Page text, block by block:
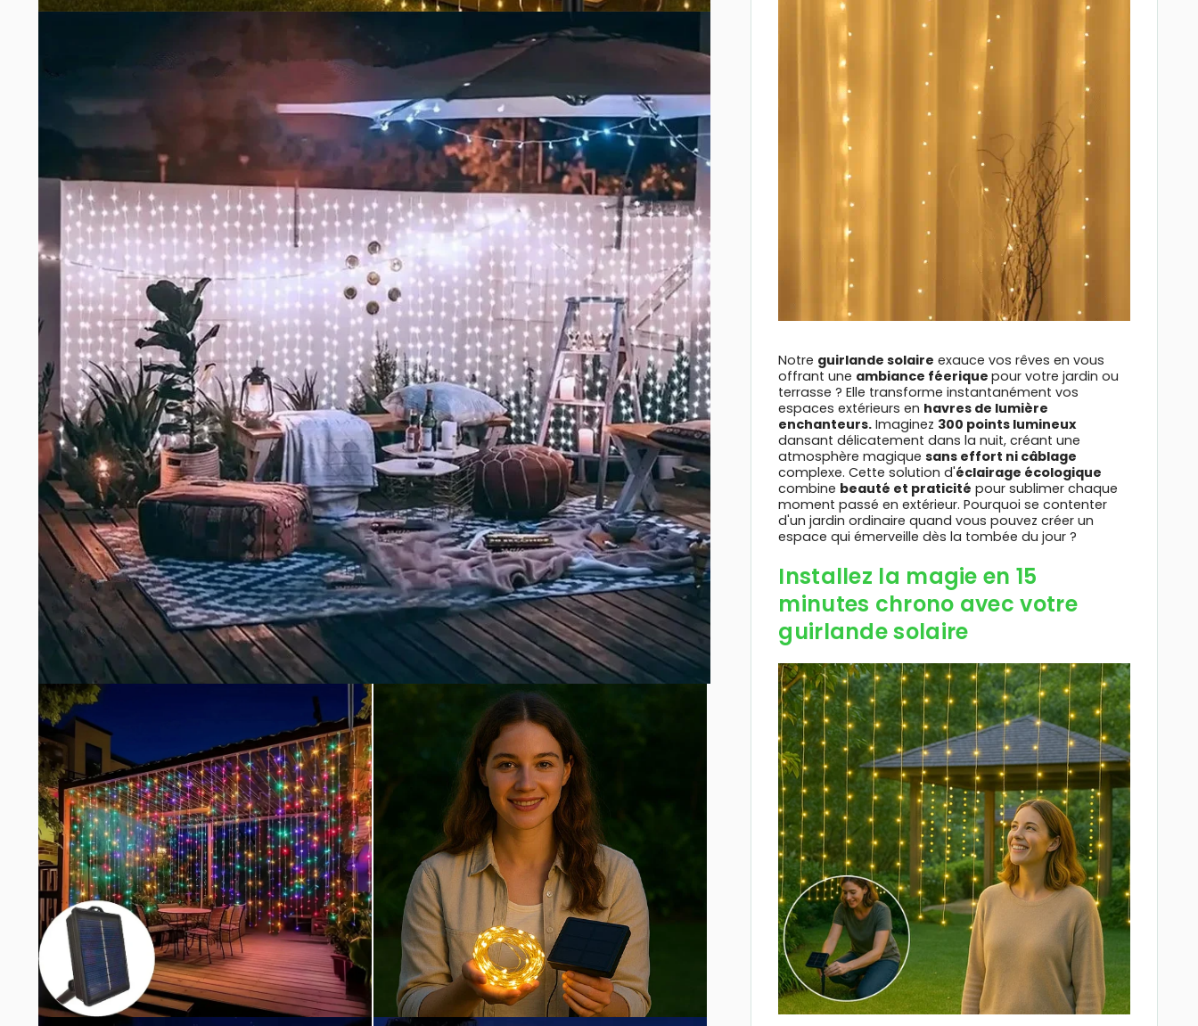
Notre guirlande solaire exauce vos rêves en vous
offrant une ambiance féeriquepour votre jardin ou
terrasse ? Elle transforme instantanément vos
espaces extérieurs en havres de lumière
enchanteurs. Imaginez 300 points lumineux
dansant délicatement dans la nuit, créant une
atmosphère magiquesans effort ni câblage
complexe. Cette solution d'éclairage écologique
combine beauté et praticité pour sublimer chaque
moment passé en extérieur. Pourquoi se contenter
d'un jardin ordinaire quand vous pouvez créer un
espace qui émerveille dès la tombée du jour ?
Installez la magie en 15
minutes chrono avec votre
guirlande solaire